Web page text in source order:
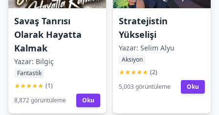
Savaş Tanrısı
Olarak Hayatta
Kalmak
Yazar: Bilgiç
Fantastik
(1)
8,872 görüntüleme
Oku
Stratejistin
Yükselişi
Yazar: Selim Alyu
Aksiyon
(2)
5,003 görüntüleme
Oku